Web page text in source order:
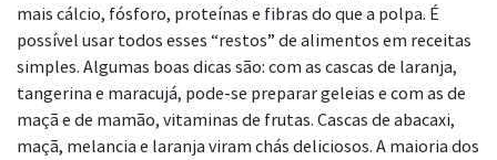
mais cálcio, fósforo, proteínas e fibras do que a polpa. É
possível usar todos esses “restos” de alimentos em receitas
simples. Algumas boas dicas são: com as cascas de laranja,
tangerina e maracujá, pode-se preparar geleias e com as de
maçã e de mamão, vitaminas de frutas. Cascas de abacaxi,
maçã, melancia e laranja viram chás deliciosos. A maioria dos